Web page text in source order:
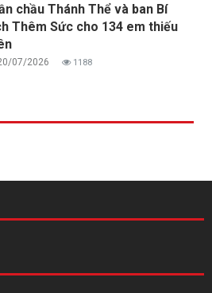
chầu Thánh Thể và ban Bí
Thêm Sức cho 134 em thiếu
07/2026 1188